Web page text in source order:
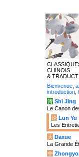
CHINOIS
&
Bienvenue
introduction
诗 Shi Jing
Le Canon
论 Lun Yu
Les
大 Daxue
La Grande
中